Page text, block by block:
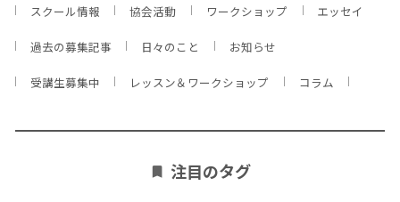
スクール情報 協会活動 ワークショップ エッセイ
過去の募集記事 日々のこと お知らせ
受講生募集中 レッスン＆ワークショップ コラム
注目のタグ